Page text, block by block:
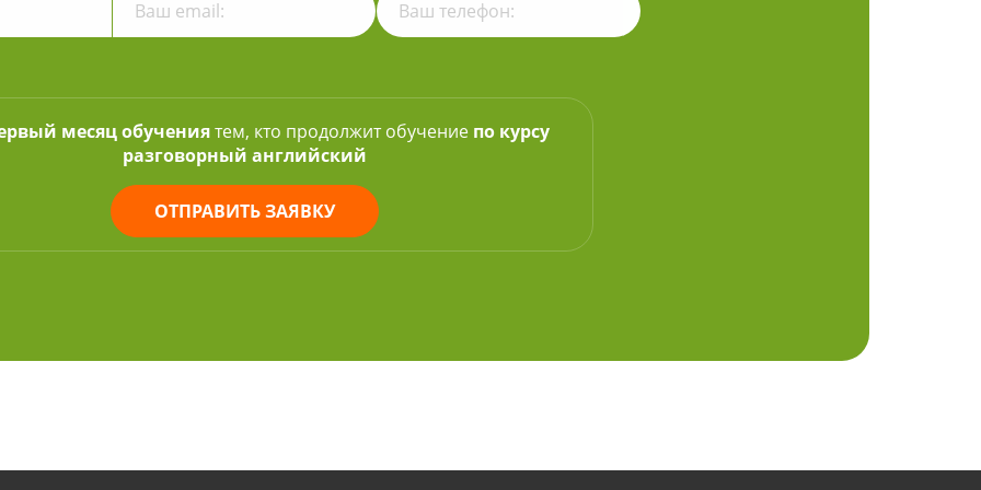
месяц обучениятем, кто продолжит обучение по курсу
разговорный английский
ОТПРАВИТЬ ЗАЯВКУ